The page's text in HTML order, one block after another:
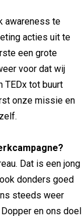
awareness te
acties uit te
een grote
voor dat wij
TEDx tot buurt
onze missie en
Dat is een jong
donders goed
steeds weer
en ons doel